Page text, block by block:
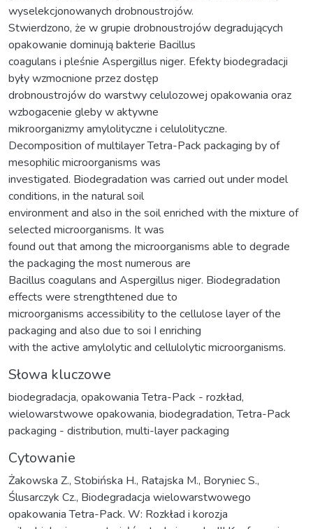
wyselekcjonowanych drobnoustrojów.
Stwierdzono, że w grupie drobnoustrojów degradujących
opakowanie dominują bakterie Bacillus
coagulans i pleśnie Aspergillus niger. Efekty biodegradacji
były wzmocnione przez dostęp
drobnoustrojów do warstwy celulozowej opakowania oraz
wzbogacenie gleby w aktywne
mikroorganizmy amylolityczne i celulolityczne.
Decomposition of multilayer Tetra-Pack packaging by of
mesophilic microorganisms was
investigated. Biodegradation was carried out under model
conditions, in the natural soil
environment and also in the soil enriched with the mixture of
selected microorganisms. It was
found out that among the microorganisms able to degrade
the packaging the most numerous are
Bacillus coagulans and Aspergillus niger. Biodegradation
effects were strengthtened due to
microorganisms accessibility to the cellulose layer of the
packaging and also due to soi I enriching
with the active amylolytic and cellulolytic microorganisms.
Słowa kluczowe
biodegradacja, opakowania Tetra-Pack - rozkład,
wielowarstwowe opakowania, biodegradation,Tetra-Pack
packaging - distribution, multi-layer packaging
Cytowanie
Żakowska Z., Stobińska H., Ratajska M., Boryniec S.,
Ślusarczyk Cz., Biodegradacja wielowarstwowego
opakowania Tetra-Pack. W: Rozkład i korozja